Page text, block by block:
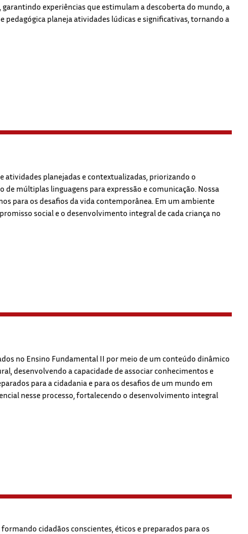
experiências que estimulam a descoberta do mundo, a
pedagógica planeja atividades lúdicas e significativas, tornando a
planejadas e contextualizadas, priorizando o
múltiplas linguagens para expressão e comunicação. Nossa
para os desafios da vida contemporânea. Em um ambiente
social e o desenvolvimento integral de cada criança no
no Ensino Fundamental II por meio de um conteúdo dinâmico
desenvolvendo a capacidade de associar conhecimentos e
para a cidadania e para os desafios de um mundo em
nesse processo, fortalecendo o desenvolvimento integral
cidadãos conscientes, éticos e preparados para os